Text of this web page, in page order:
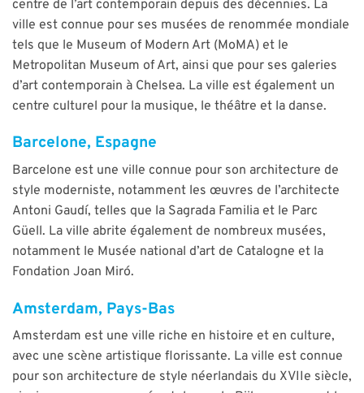
centre de l’art contemporain depuis des décennies. La
ville est connue pour ses musées de renommée mondiale
tels que le Museum of Modern Art (MoMA) et le
Metropolitan Museum of Art, ainsi que pour ses galeries
d’art contemporain à Chelsea. La ville est également un
centre culturel pour la musique, le théâtre et la danse.
Barcelone, Espagne
Barcelone est une ville connue pour son architecture de
style moderniste, notamment les œuvres de l’architecte
Antoni Gaudí, telles que la Sagrada Familia et le Parc
Güell. La ville abrite également de nombreux musées,
notamment le Musée national d’art de Catalogne et la
Fondation Joan Miró.
Amsterdam, Pays-Bas
Amsterdam est une ville riche en histoire et en culture,
avec une scène artistique florissante. La ville est connue
pour son architecture de style néerlandais du XVIIe siècle,